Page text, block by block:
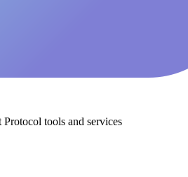
tools and services